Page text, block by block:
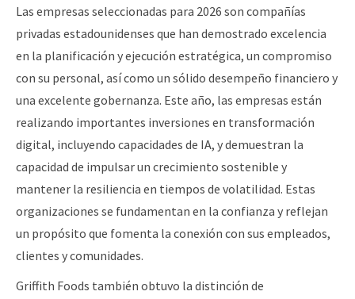
Las empresas seleccionadas para 2026 son compañías
privadas estadounidenses que han demostrado excelencia
en la planificación y ejecución estratégica, un compromiso
con su personal, así como un sólido desempeño financiero y
una excelente gobernanza. Este año, las empresas están
realizando importantes inversiones en transformación
digital, incluyendo capacidades de IA, y demuestran la
capacidad de impulsar un crecimiento sostenible y
mantener la resiliencia en tiempos de volatilidad. Estas
organizaciones se fundamentan en la confianza y reflejan
un propósito que fomenta la conexión con sus empleados,
clientes y comunidades.
Griffith Foods también obtuvo la distinción de